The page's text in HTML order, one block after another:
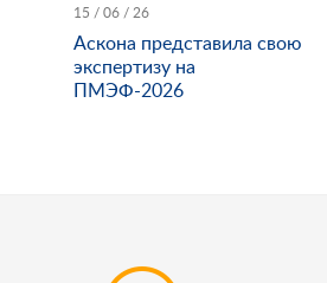
15 / 06 / 26
Аскона представила свою
экспертизу на
ПМЭФ-2026